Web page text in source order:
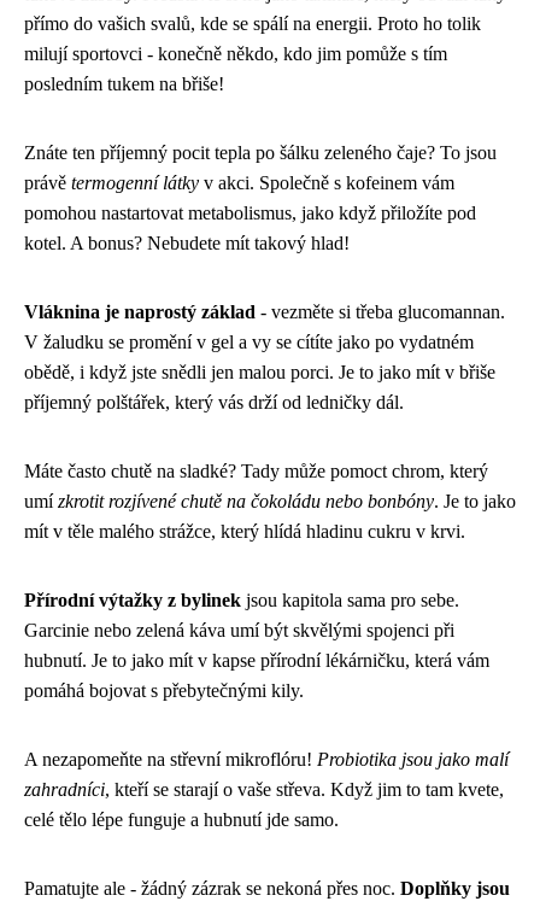
přímo do vašich svalů, kde se spálí na energii. Proto ho tolik
milují sportovci - konečně někdo, kdo jim pomůže s tím
posledním tukem na břiše!
Znáte ten příjemný pocit tepla po šálku zeleného čaje? To jsou
právě termogenní látky v akci. Společně s kofeinem vám
pomohou nastartovat metabolismus, jako když přiložíte pod
kotel. A bonus? Nebudete mít takový hlad!
Vláknina je naprostý základ - vezměte si třeba glucomannan.
V žaludku se promění v gel a vy se cítíte jako po vydatném
obědě, i když jste snědli jen malou porci. Je to jako mít v břiše
příjemný polštářek, který vás drží od ledničky dál.
Máte často chutě na sladké? Tady může pomoct chrom, který
umízkrotit rozjívené chutě na čokoládu nebo bonbóny. Je to jako
mít v těle malého strážce, který hlídá hladinu cukru v krvi.
Přírodní výtažky z bylinek jsou kapitola sama pro sebe.
Garcinie nebo zelená káva umí být skvělými spojenci při
hubnutí. Je to jako mít v kapse přírodní lékárničku, která vám
pomáhá bojovat s přebytečnými kily.
A nezapomeňte na střevní mikroflóru! Probiotika jsou jako malí
zahradníci, kteří se starají o vaše střeva. Když jim to tam kvete,
celé tělo lépe funguje a hubnutí jde samo.
Pamatujte ale - žádný zázrak se nekoná přes noc. Doplňky jsou